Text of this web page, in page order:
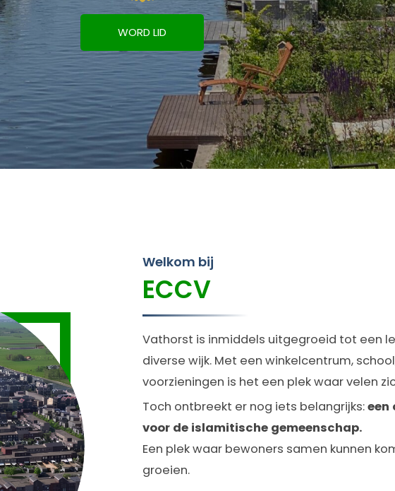
WORD LID
Welkom bij
ECCV
Vathorst is inmiddels uitgegroeid tot een
diverse wijk. Met een winkelcentrum,
voorzieningen is het een plek waar velen
Toch ontbreekt er nog iets belangrijks:een
voor de islamitische gemeenschap.
Een plek waar bewoners samen kunnen
groeien.